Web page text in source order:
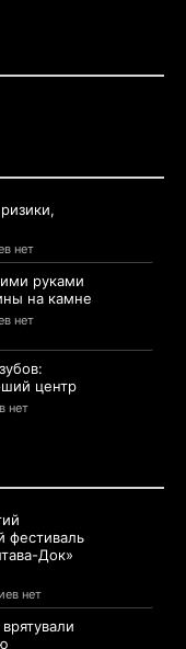
нет
руками
на камне
нет
центр
нет
фестиваль
Док»
нет